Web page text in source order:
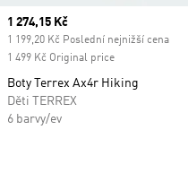
Current price
1 274,15 Kč
1 199,20 Kč Poslední nejnižší cena
1 499 Kč Original price
Boty Terrex Ax4r Hiking
Děti TERREX
6 barvy/ev